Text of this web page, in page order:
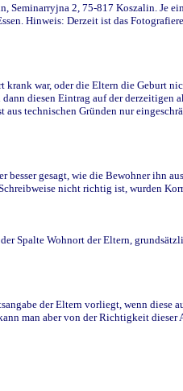
2, 75-817 Koszalin. Je
Hinweis: Derzeit ist das
war, oder die Eltern die Geburt
diesen Eintrag auf der derzeitigen
technischen Gründen nur
gesagt, wie die Bewohner ihn
nicht richtig ist, wurden
Spalte Wohnort der Eltern,
der Eltern vorliegt, wenn diese
man aber von der Richtigkeit dieser